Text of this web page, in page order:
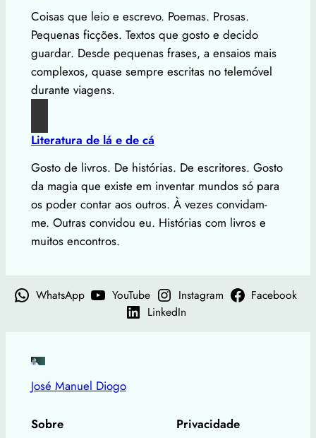
Coisas que leio e escrevo. Poemas. Prosas.
Pequenas ficções. Textos que gosto e decido
guardar. Desde pequenas frases, a ensaios mais
complexos, quase sempre escritas no telemóvel
durante viagens.
Literatura de lá e de cá
Gosto de livros. De histórias. De escritores. Gosto
da magia que existe em inventar mundos só para
os poder contar aos outros. À vezes convidam-
me. Outras convidou eu. Histórias com livros e
muitos encontros.
WhatsApp YouTube Instagram
Facebook
LinkedIn
José Manuel Diogo
Sobre Privacidade